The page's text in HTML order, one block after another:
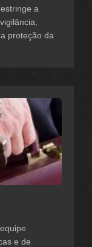
a
proteção da
e de